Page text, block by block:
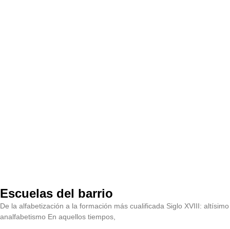
Escuelas del barrio
De la alfabetización a la formación más cualificada Siglo XVIII: altísimo
analfabetismo En aquellos tiempos,